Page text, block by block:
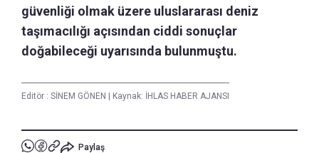
güvenliği olmak üzere uluslararası deniz
taşımacılığı açısından ciddi sonuçlar
doğabileceği uyarısında bulunmuştu.
Editör : SİNEM GÖNEN Kaynak: İHLAS HABER AJANSI
Paylaş